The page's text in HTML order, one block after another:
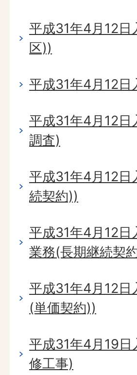
平成31年4月12
区))
平成31年4月12
平成31年4月12
調査)
平成31年4月12日
続契約))
平成31年4月12
業務(長期継続契
平成31年4月12
(単価契約))
平成31年4月19日
修工事)